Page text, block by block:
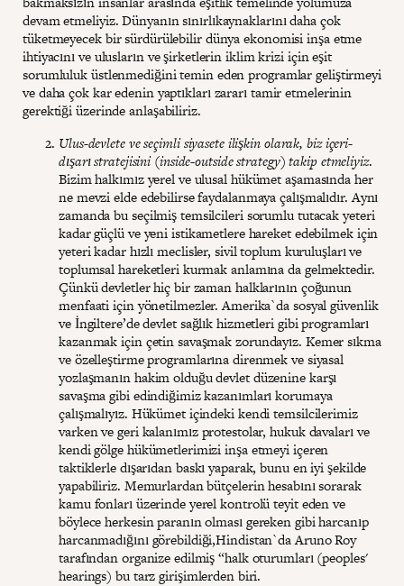
devam etmeliyiz. Dünyanın sınırlıkaynaklarını daha çok
tüketmeyecek bir sürdürülebilir dünya ekonomisi inşa etme
ihtiyacını ve ulusların ve şirketlerin iklim krizi için eşit
sorumluluk üstlenmediğini temin eden programlar geliştirmeyi
ve daha çok kar edenin yaptıkları zararı tamir etmelerinin
gerektiği üzerinde anlaşabiliriz.
Ulus-devlete ve seçimli siyasete ilişkin olarak, biz içeri-
dışarı stratejisini (inside-outside strategy) takip etmeliyiz.
Bizim halkımız yerel ve ulusal hükümet aşamasında her
ne mevzi elde edebilirse faydalanmaya çalışmalıdır. Aynı
zamanda bu seçilmiş temsilcileri sorumlu tutacak yeteri
kadar güçlü ve yeni istikametlere hareket edebilmek için
yeteri kadar hızlı meclisler, sivil toplum kuruluşları ve
toplumsal hareketleri kurmak anlamına da gelmektedir.
Çünkü devletler hiç bir zaman halklarının çoğunun
menfaati için yönetilmezler. Amerika`da sosyal güvenlik
ve İngiltere’de devlet sağlık hizmetleri gibi programları
kazanmak için çetin savaşmak zorundayız. Kemer sıkma
ve özelleştirme programlarına direnmek ve siyasal
yozlaşmanın hakim olduğu devlet düzenine karşı
savaşma gibi edindiğimiz kazanımları korumaya
çalışmalıyız. Hükümet içindeki kendi temsilcilerimiz
varken ve geri kalanımız protestolar, hukuk davaları ve
kendi gölge hükümetlerimizi inşa etmeyi içeren
taktiklerle dışarıdan baskı yaparak, bunu en iyi şekilde
yapabiliriz. Memurlardan bütçelerin hesabını sorarak
kamu fonları üzerinde yerel kontrolü teyit eden ve
böylece herkesin paranın olması gereken gibi harcanıp
harcanmadığını görebildiği,Hindistan`da Aruno Roy
tarafından organize edilmiş “halk oturumları (peoples'
hearings) bu tarz girişimlerden biri.